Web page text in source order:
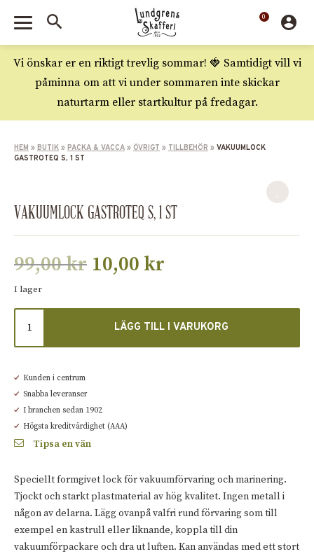
0
Vi önskar er en riktigt trevlig sommar! 🍓 Samtidigt vill vi
påminna om att vi under sommaren inte skickar
naturtarm eller startkultur på fredagar.
HEM » BUTIK » PACKA & VACCA » ÖVRIGT » TILLBEHÖR » VAKUUMLOCK
GASTROTEQ S, 1 ST
VAKUUMLOCK GASTROTEQ S, 1 ST
99,00kr 10,00 kr
I lager
LÄGG TILL I VARUKORG
Kunden i centrum
Snabba leveranser
I branchen sedan 1902
Högsta kreditvärdighet (AAA)
Tipsa en vän
Speciellt formgivet lock för vakuumförvaring och marinering.
Tjockt och starkt plastmaterial av hög kvalitet. Ingen metall i
någon av delarna. Lägg ovanpå valfri rund förvaring som till
exempel en kastrull eller liknande, koppla till din
vakuumförpackare och dra ut luften. Kan användas med ett stort